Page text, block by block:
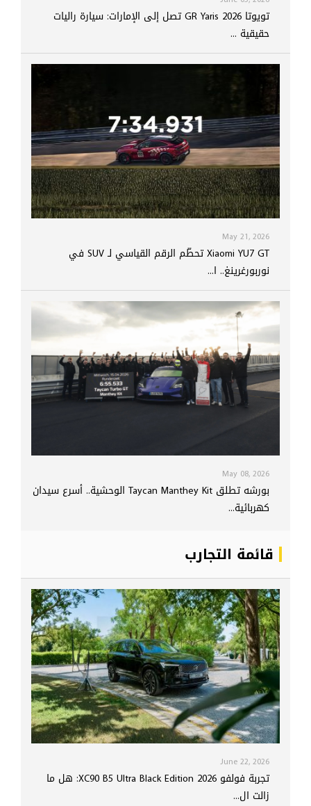
تويوتا GR Yaris 2026 تصل إلى الإمارات: سيارة راليات
حقيقية ...
May 21, 2026
Xiaomi YU7 GT تحطّم الرقم القياسي لـ SUV في
نوربورغرينغ.. ا...
May 08, 2026
بورشه تطلق Taycan Manthey Kit الوحشية.. أسرع سيدان
كهربائية...
قائمة التجارب
June 22, 2026
تجربة فولفو XC90 B5 Ultra Black Edition 2026: هل ما
زالت ال...